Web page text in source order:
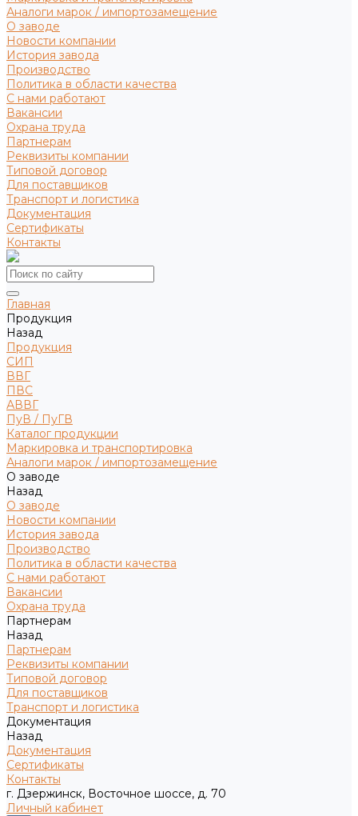
Аналоги марок / импортозамещение
О заводе
Новости компании
История завода
Производство
Политика в области качества
С нами работают
Вакансии
Охрана труда
Партнерам
Реквизиты компании
Типовой договор
Для поставщиков
Транспорт и логистика
Документация
Сертификаты
Контакты
Главная
Продукция
Назад
Продукция
СИП
ВВГ
ПВС
АВВГ
ПуВ / ПуГВ
Каталог продукции
Маркировка и транспортировка
Аналоги марок / импортозамещение
О заводе
Назад
О заводе
Новости компании
История завода
Производство
Политика в области качества
С нами работают
Вакансии
Охрана труда
Партнерам
Назад
Партнерам
Реквизиты компании
Типовой договор
Для поставщиков
Транспорт и логистика
Документация
Назад
Документация
Сертификаты
Контакты
г. Дзержинск, Восточное шоссе, д. 70
Личный кабинет